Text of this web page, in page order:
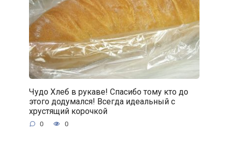
Чудо Хлеб в рукаве! Спасибо тому кто до
этого додумался! Всегда идеальный с
хрустящий корочкой
0 0